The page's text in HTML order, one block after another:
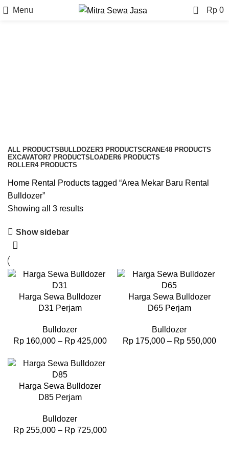
Menu 0 Rp 0
ALL PRODUCTS BULLDOZER3 PRODUCTSCRANE48 PRODUCTS
EXCAVATOR7 PRODUCTS LOADER6 PRODUCTS
ROLLER4 PRODUCTS
Home Rental
Products tagged “Area Mekar Baru Rental
Bulldozer”
Showing all 3 results
Show sidebar
Harga Sewa Bulldozer
D31 Perjam
Bulldozer
Rp160,000– Rp425,000
Harga Sewa Bulldozer
D65 Perjam
Bulldozer
Rp175,000– Rp550,000
Harga Sewa Bulldozer
D85 Perjam
Bulldozer
Rp255,000– Rp725,000